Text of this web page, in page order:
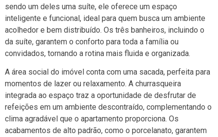
sendo um deles uma suíte, ele oferece um espaço
inteligente e funcional, ideal para quem busca um ambiente
acolhedor e bem distribuído. Os três banheiros, incluindo o
da suíte, garantem o conforto para toda a família ou
convidados, tornando a rotina mais fluida e organizada.
A área social do imóvel conta com uma sacada, perfeita para
momentos de lazer ou relaxamento. A churrasqueira
integrada ao espaço traz a oportunidade de desfrutar de
refeições em um ambiente descontraído, complementando o
clima agradável que o apartamento proporciona. Os
acabamentos de alto padrão, como o porcelanato, garantem